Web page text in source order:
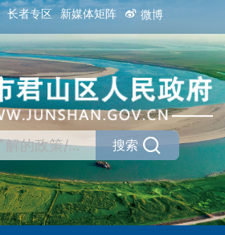
长者专区 新媒体矩阵 微博
搜索